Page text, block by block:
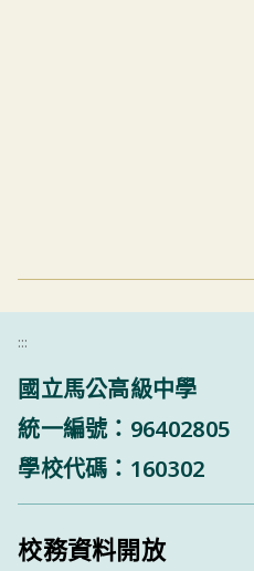
:::
國立馬公高級中學
統一編號：96402805
學校代碼：160302
校務資料開放